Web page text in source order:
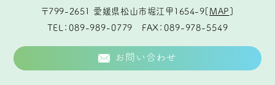
〒799-2651 愛媛県松山市堀江甲1654-9[ MAP ]
TEL
089-989-0779 FAX 089-978-5549
お問い合わせ